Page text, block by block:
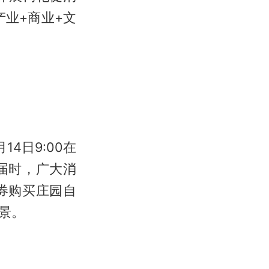
业+商业+文
14日9:00在
时，广大消
购买庄园自
。